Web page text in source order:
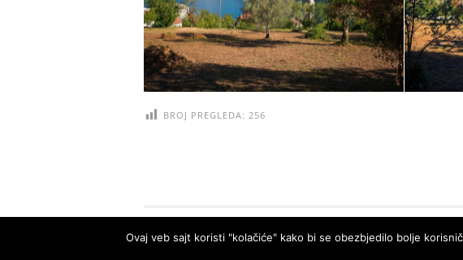
BROJ PREGLEDA: 256
Ovaj veb sajt koristi "kolačiće" kako bi se obezbjedilo bolje